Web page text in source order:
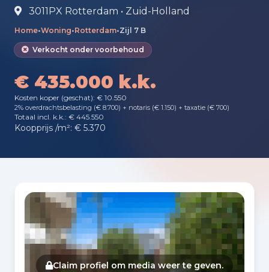
3011PX Rotterdam • Zuid-Holland
Home•Woning•Rotterdam•Zijl 7 B
Verkocht onder voorbehoud
€ 435.000 k.k.
Kosten koper (geschat): € 10.550
2% overdrachtsbelasting (€ 8.700) + notaris (€ 1.150) + taxatie (€ 700)
Totaal incl. k.k.: € 445.550
Koopprijs /m²: € 5.370
Fotogalerij
Claim profiel om media weer te geven.